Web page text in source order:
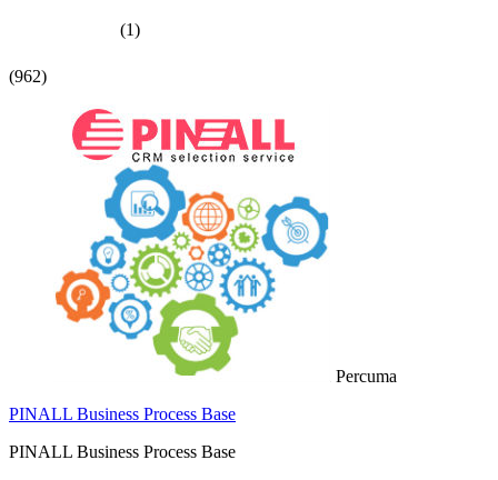
(1)
(962)
Percuma
PINALL Business Process Base
PINALL Business Process Base